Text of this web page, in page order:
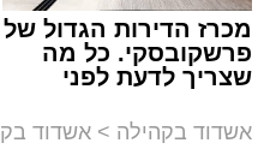
מכרז הדירות הגדול של
פרשקובסקי. כל מה
שצריך לדעת לפני
באשדוד
אשדוד בקהילה > אשדוד